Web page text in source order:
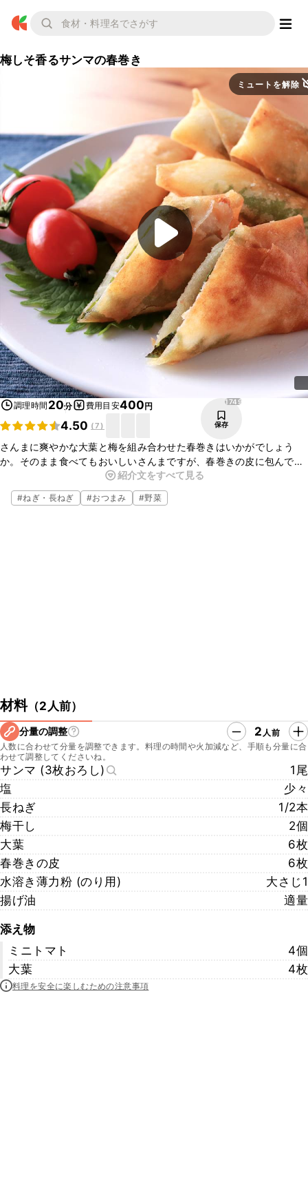
梅しそ香るサンマの春巻き
ミュートを解除
調理時間 20分 費用目安400円
4.50 (7)
1749
保存
さんまに爽やかな大葉と梅を組み合わせた春巻きはいかがでしょう
か。そのまま食べてもおいしいさんまですが、春巻きの皮に包んでカ
リッと揚げると、いつもと違うおいしさが味わえます。お酒のおつま
みにもぴったりの一品ですよ。ぜひお試しくださいね。
紹介文をすべて見る
#ねぎ・長ねぎ #おつまみ #野菜
材料（2人前）
分量の調整 2 人前
人数に合わせて分量を調整できます。料理の時間や火加減など、手順も分量に合
わせて調整してくださいね。
サンマ (3枚おろし)
1尾
塩
少々
長ねぎ
1/2本
梅干し
2個
大葉
6枚
春巻きの皮
6枚
水溶き薄力粉 (のり用)
大さじ1
揚げ油
適量
添え物
ミニトマト
4個
大葉
4枚
料理を安全に楽しむための注意事項